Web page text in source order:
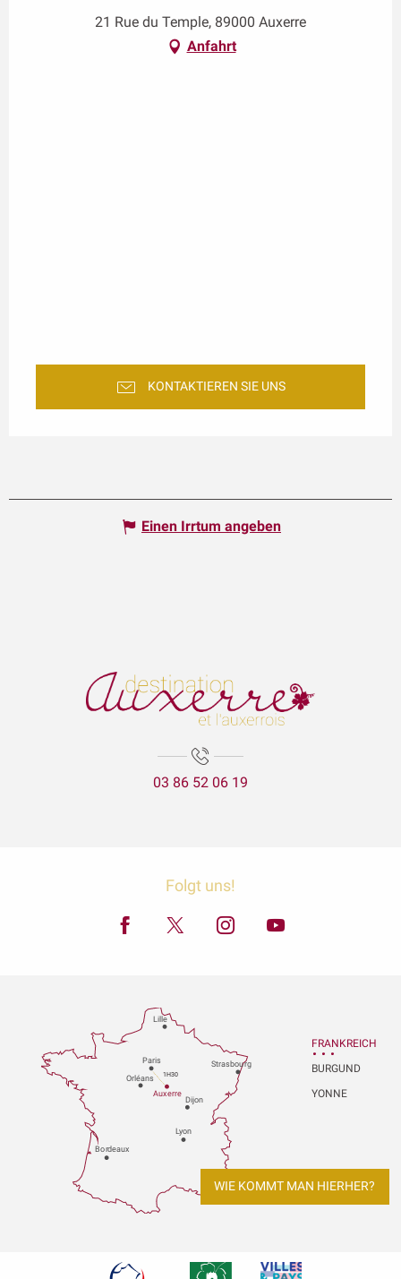
21 Rue du Temple, 89000 Auxerre
Anfahrt
KONTAKTIEREN SIE UNS
Einen Irrtum angeben
03 86 52 06 19
Folgt uns!
Paris
Dijon
Orléans
Bordeaux
Lyon
Auxerre
Strasbourg
Lille
1H30
FRANKREICH
BURGUND
YONNE
WIE KOMMT MAN HIERHER?